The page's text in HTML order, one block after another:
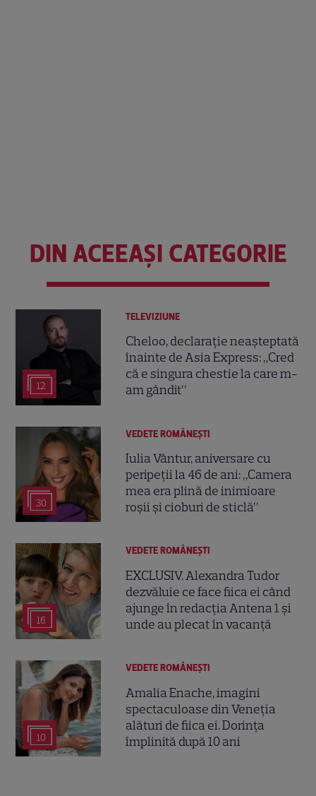
DIN ACEEAȘI CATEGORIE
12
TELEVIZIUNE
Cheloo, declarație neașteptată
înainte de Asia Express: „Cred
că e singura chestie la care m-
am gândit”
30
VEDETE ROMÂNEŞTI
Iulia Vântur, aniversare cu
peripeții la 46 de ani: „Camera
mea era plină de inimioare
roșii și cioburi de sticlă”
16
VEDETE ROMÂNEŞTI
EXCLUSIV. Alexandra Tudor
dezvăluie ce face fiica ei când
ajunge în redacția Antena 1 și
unde au plecat în vacanță
10
VEDETE ROMÂNEŞTI
Amalia Enache, imagini
spectaculoase din Veneția
alături de fiica ei. Dorința
împlinită după 10 ani